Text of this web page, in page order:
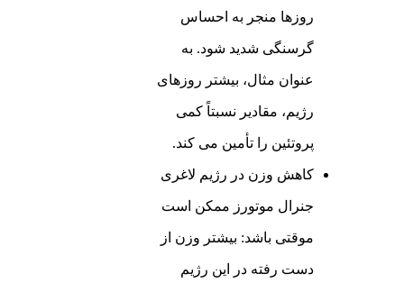
روزها منجر به احساس
گرسنگی شدید شود. به
عنوان مثال، بیشتر روزهای
رژیم، مقادیر نسبتاً کمی
پروتئین را تأمین می کند.
کاهش وزن در رژیم لاغری
جنرال موتورز ممکن است
موقتی باشد: بیشتر وزن از
دست رفته در این رژیم